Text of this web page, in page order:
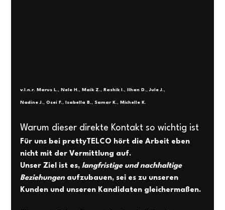
v.l.n.r. Marus L., Nele H., Maik Z., Rashik I., Ilhan D., Jule J.,
Nadine J., Osei F., Isabella B., Samar K., Michelle K.
Warum dieser direkte Kontakt so wichtig ist
Für uns bei prettyTELCO hört die Arbeit eben
nicht mit der Vermittlung auf.
Unser Ziel ist es, langfristige und nachhaltige
Beziehungen aufzubauen, sei es zu unseren
Kunden und unseren Kandidaten gleichermaßen.